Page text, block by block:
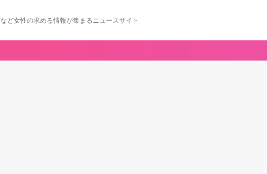
ど女性の求める情報が集まるニュースサイト